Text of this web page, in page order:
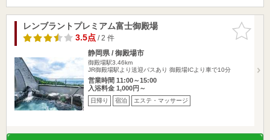
お気に入
りに追加
レンブラントプレミアム富士御殿場
3.5点/ 2 件
静岡県 / 御殿場市
御殿場駅3.46km
JR御殿場駅より送迎バスあり 御殿場ICより車で10分
営業時間 11:00～15:00
入浴料金 1,000円～
日帰り 宿泊 エステ・マッサージ